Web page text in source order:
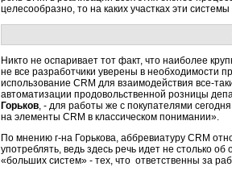
целесообразно, то на каких участках эти
Никто не оспаривает тот факт, что наиболее
не все разработчики уверены в необходимости
использование CRM для взаимодействия все-
автоматизации продовольственной розницы
Горьков, - для работы же с покупателями
на элементы CRM в классическом понимании».
По мнению г-на Горькова, аббревиатуру CRM
употреблять, ведь здесь речь идет не столько
«больших систем» - тех, что ответственны за